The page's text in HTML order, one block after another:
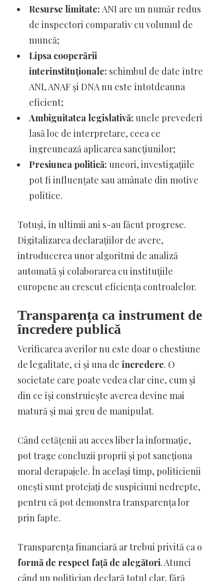
Resurse limitate: ANI are un număr redus
de inspectori comparativ cu volumul de
muncă;
Lipsa cooperării
interinstituționale: schimbul de date între
ANI, ANAF și DNA nu este întotdeauna
eficient;
Ambiguitatea legislativă: unele prevederi
lasă loc de interpretare, ceea ce
îngreunează aplicarea sancțiunilor;
Presiunea politică: uneori, investigațiile
pot fi influențate sau amânate din motive
politice.
Totuși, în ultimii ani s-au făcut progrese.
Digitalizarea declarațiilor de avere,
introducerea unor algoritmi de analiză
automată și colaborarea cu instituțiile
europene au crescut eficiența controalelor.
Transparența ca instrument de
încredere publică
Verificarea averilor nu este doar o chestiune
de legalitate, ci și una de încredere. O
societate care poate vedea clar cine, cum și
din ce își construiește averea devine mai
matură și mai greu de manipulat.
Când cetățenii au acces liber la informație,
pot trage concluzii proprii și pot sancționa
moral derapajele. În același timp, politicienii
onești sunt protejați de suspiciuni nedrepte,
pentru că pot demonstra transparența lor
prin fapte.
Transparența financiară ar trebui privită ca o
formă de respect față de alegători. Atunci
când un politician declară totul clar, fără